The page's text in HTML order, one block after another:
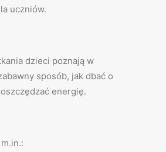
uczniów.
dzieci poznają w
sposób, jak dbać o
energię.